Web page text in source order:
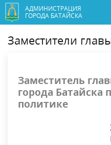
АДМИНИСТРАЦИЯ
ГОРОДА БАТАЙСКА
Заместители
Заместитель
города Батайска
политике